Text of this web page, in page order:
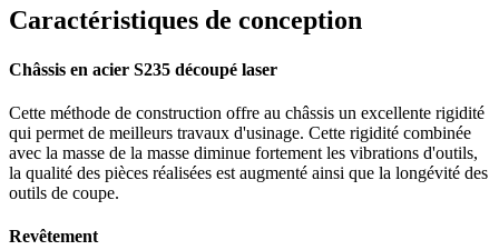
Caractéristiques de conception
Châssis en acier S235 découpé laser
Cette méthode de construction offre au châssis un excellente rigidité
qui permet de meilleurs travaux d'usinage. Cette rigidité combinée
avec la masse de la masse diminue fortement les vibrations d'outils,
la qualité des pièces réalisées est augmenté ainsi que la longévité des
outils de coupe.
Revêtement